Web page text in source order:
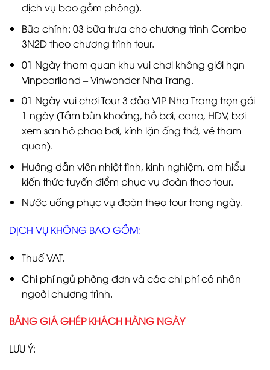
dịch vụ bao gồm phòng).
Bữa chính: 03 bữa trưa cho chương trình Combo
3N2D theo chương trình tour.
01 Ngày tham quan khu vui chơi không giới hạn
Vinpearlland – Vinwonder Nha Trang.
01 Ngày vui chơi Tour 3 đảo VIP Nha Trang trọn gói
1 ngày (Tắm bùn khoáng, hồ bơi, cano, HDV, bơi
xem san hô phao bơi, kính lặn ống thở, vé tham
quan).
Hướng dẫn viên nhiệt tình, kinh nghiệm, am hiểu
kiến thức tuyến điểm phục vụ đoàn theo tour.
Nước uống phục vụ đoàn theo tour trong ngày.
DỊCH VỤ KHÔNG BAO GỒM:
Thuế VAT.
Chi phí ngủ phòng đơn và các chi phí cá nhân
ngoài chương trình.
BẢNG GIÁ GHÉP KHÁCH HÀNG NGÀY
LƯU Ý: